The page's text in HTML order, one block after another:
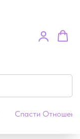
Спасти